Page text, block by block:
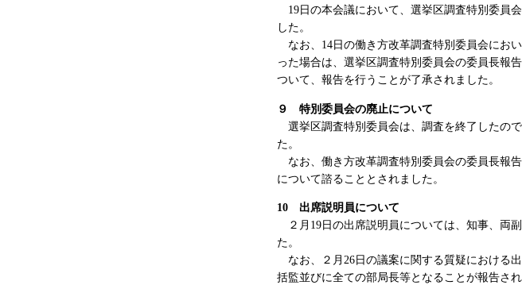
19日の本会議において、選挙区調査特別委員
した。
なお、14日の働き方改革調査特別委員会にお
った場合は、選挙区調査特別委員会の委員長報
ついて、報告を行うことが了承されました。
９ 特別委員会の廃止について
選挙区調査特別委員会は、調査を終了したの
た。
なお、働き方改革調査特別委員会の委員長報
について諮ることとされました。
10 出席説明員について
２月19日の出席説明員については、知事、両
た。
なお、２月26日の議案に関する質疑における
括監並びに全ての部局長等となることが報告され